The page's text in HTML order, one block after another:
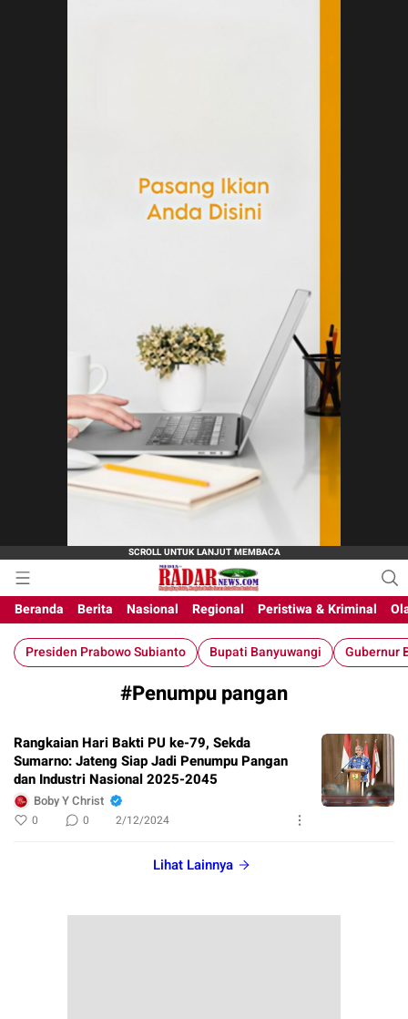
M-Radar News
media online
Beranda
Berita Nasional Regional Peristiwa & Kriminal
Presiden Prabowo Subianto Bupati Banyuwangi Gubernur
#Penumpu pangan
Rangkaian Hari Bakti PU ke-79, Sekda
Sumarno: Jateng Siap Jadi Penumpu Pangan
dan Industri Nasional 2025-2045
Boby Y Christ
0 0 2/12/2024
Lihat Lainnya